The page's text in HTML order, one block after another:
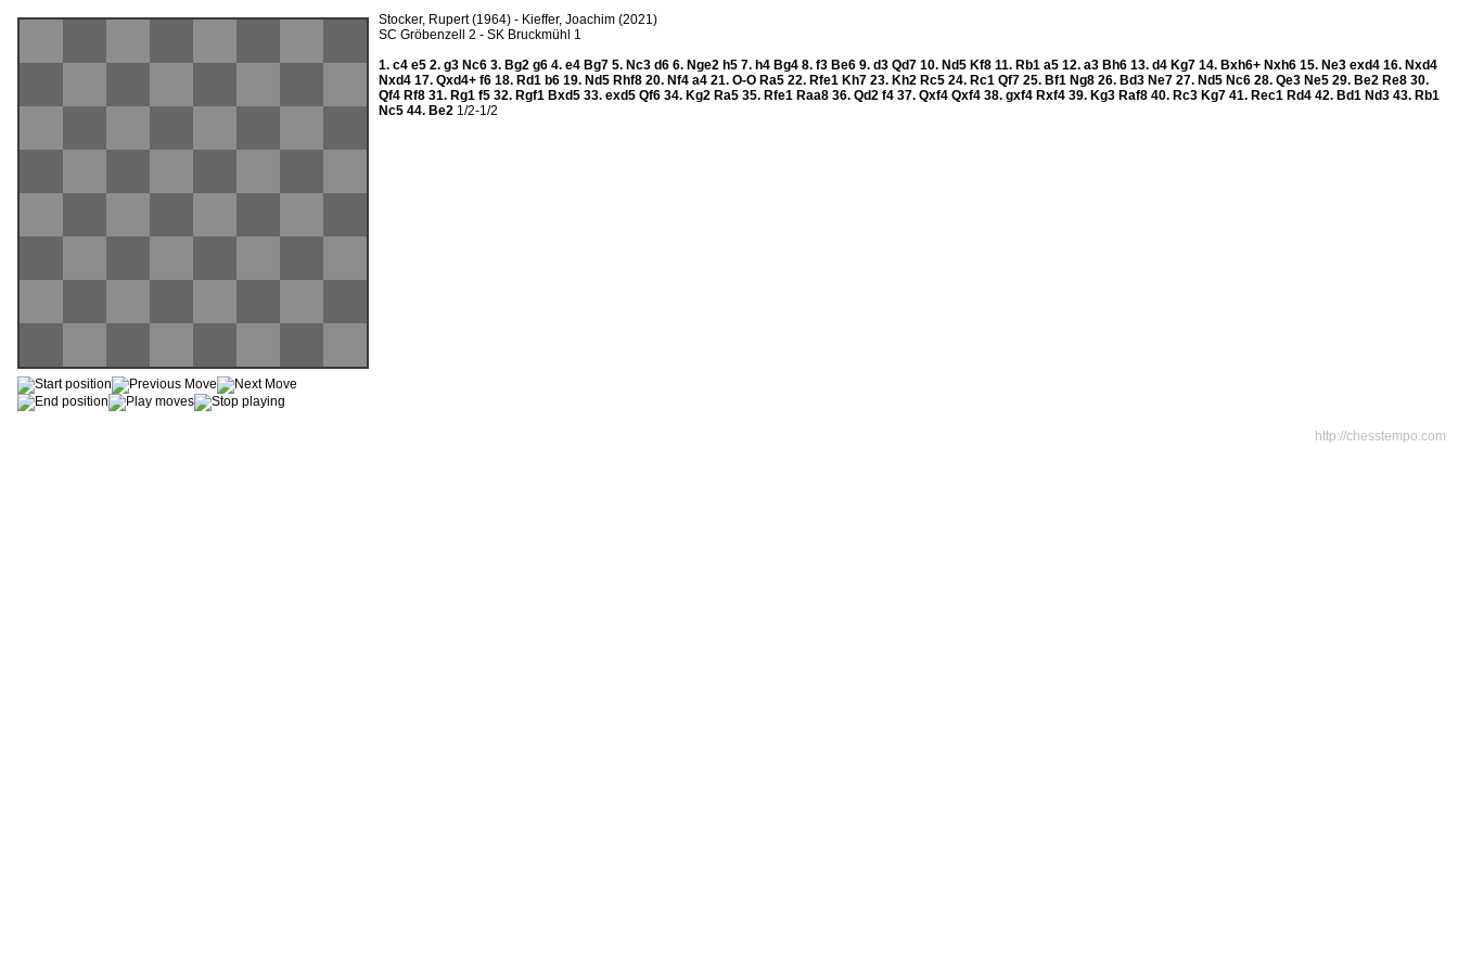
Stocker, Rupert (1964) - Kieffer, Joachim (2021)
SC Gröbenzell 2 - SK Bruckmühl 1
1. c4 e5 2. g3 Nc6 3. Bg2 g6 4. e4 Bg7 5. Nc3 d6 6. Nge2 h5 7. h4 Bg4 8. f3 Be6 9. d3 Qd7 10. Nd5 Kf8 11. Rb1 a5 12. a3 Bh6 13. d4 Kg7 14. Bxh6+ Nxh6 15. Ne3 exd4 16. Nxd4
Nxd4 17. Qxd4+ f6 18. Rd1 b6 19. Nd5 Rhf8 20. Nf4 a4 21. O-O Ra5 22. Rfe1 Kh7 23. Kh2 Rc5 24. Rc1 Qf7 25. Bf1 Ng8 26. Bd3 Ne7 27. Nd5 Nc6 28. Qe3 Ne5 29. Be2 Re8 30.
Qf4 Rf8 31. Rg1 f5 32. Rgf1 Bxd5 33. exd5 Qf6 34. Kg2 Ra5 35. Rfe1 Raa8 36. Qd2 f4 37. Qxf4 Qxf4 38. gxf4 Rxf4 39. Kg3 Raf8 40. Rc3 Kg7 41. Rec1 Rd4 42. Bd1 Nd3 43. Rb1
Nc5 44. Be2 1/2-1/2
http://chesstempo.com